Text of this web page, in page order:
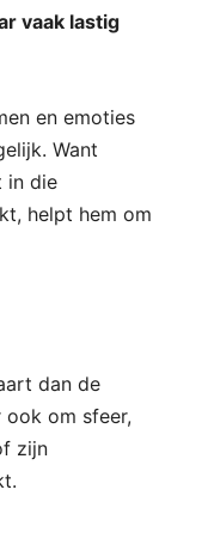
vaak lastig
en emoties
Want
in die
helpt hem om
dan de
om sfeer,
zijn